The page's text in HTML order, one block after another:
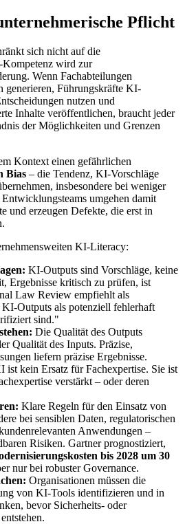
Pflicht
sich nicht auf die
wird zur
Wenn Fachabteilungen
generieren, Führungskräfte KI-
nutzen und
Inhalte veröffentlichen, braucht jeder
der Möglichkeiten und Grenzen
Kontext einen gefährlichen
Bias – die Tendenz, KI-Vorschläge
insbesondere bei weniger
umgehen damit
und erzeugen Defekte, die erst in
KI-Literacy:
KI-Outputs sind Vorschläge, keine
Ergebnisse kritisch zu prüfen, ist
Law Review empfiehlt als
Outputs als potenziell fehlerhaft
sind."
Die Qualität des Outputs
Qualität des Inputs. Präzise,
liefern präzise Ergebnisse.
ist kein Ersatz für Fachexpertise. Sie ist
verstärkt – oder deren
Klare Regeln für den Einsatz von
bei sensiblen Daten, regulatorischen
Anwendungen –
Risiken. Gartner prognostiziert,
bis 2028 um 30
nur bei robuster Governance.
Organisationen müssen die
von KI-Tools identifizieren und in
bevor Sicherheits- oder